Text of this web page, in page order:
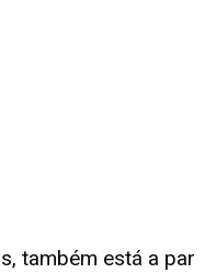
também está a par